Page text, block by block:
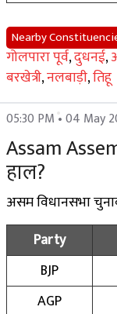
Nearby
गोलपारा पूर्व,दुधनई,
बरखेत्री,नलबाड़ी,तिहू
05:30 PM • 04 May
Assam
हाल?
असम विधानसभा
Party
BJP
AGP